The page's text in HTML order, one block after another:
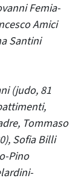
Femia-
Amici
Santini
(judo, 81
Tommaso
Sofia Billi
Pino